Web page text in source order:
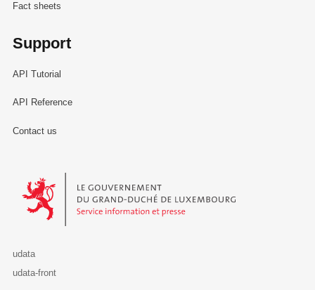
Fact sheets
Support
API Tutorial
API Reference
Contact us
Le Gouvernement du Grand-Duché de Luxembourg - Service
udata
udata-front